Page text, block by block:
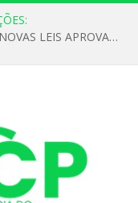
DECLARAMOS QUE NÃO HOUVERAM NOVAS LEIS APROVADAS ATÉ O MOMENTO PARA O INSTITUTO DE PREVIDÊNCIA NO ANO DE 2026